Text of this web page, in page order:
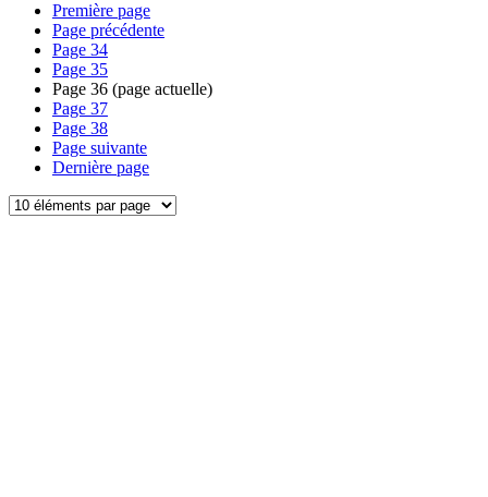
Première page
Page précédente
Page 34
Page 35
Page 36 (page actuelle)
Page 37
Page 38
Page suivante
Dernière page